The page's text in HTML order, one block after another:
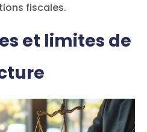
fiscales.
et limites de